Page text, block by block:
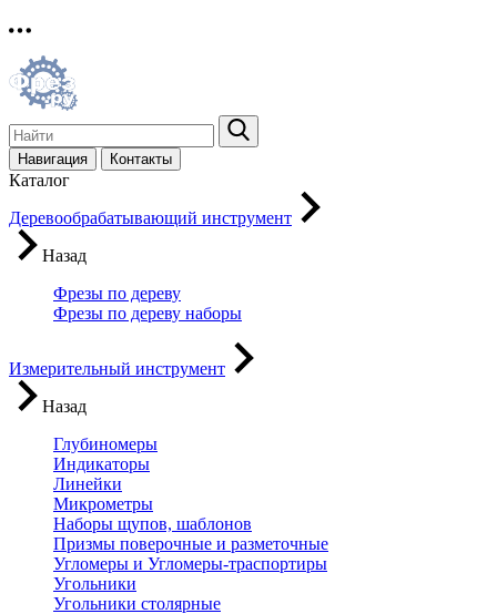
Навигация Контакты
Каталог
Деревообрабатывающий инструмент
Назад
Фрезы по дереву
Фрезы по дереву наборы
Измерительный инструмент
Назад
Глубиномеры
Индикаторы
Линейки
Микрометры
Наборы щупов, шаблонов
Призмы поверочные и разметочные
Угломеры и Угломеры-траспортиры
Угольники
Угольники столярные